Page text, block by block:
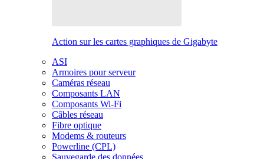
Action sur les cartes graphiques de Gigabyte
ASI
Armoires pour serveur
Caméras réseau
Composants LAN
Composants Wi-Fi
Câbles réseau
Fibre optique
Modems & routeurs
Powerline (CPL)
Sauvegarde des données